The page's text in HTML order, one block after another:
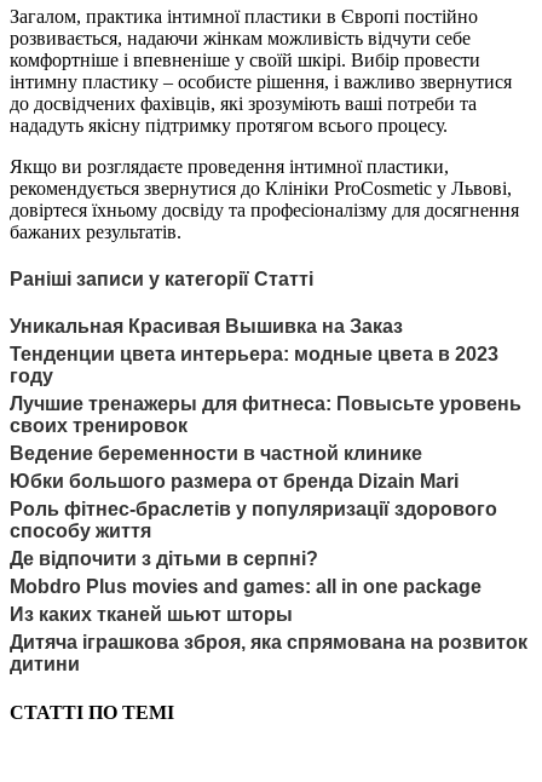
Загалом, практика інтимної пластики в Європі постійно
розвивається, надаючи жінкам можливість відчути себе
комфортніше і впевненіше у своїй шкірі. Вибір провести
інтимну пластику – особисте рішення, і важливо звернутися
до досвідчених фахівців, які зрозуміють ваші потреби та
нададуть якісну підтримку протягом всього процесу.
Якщо ви розглядаєте проведення інтимної пластики,
рекомендується звернутися до Клініки ProCosmetic у Львові,
довіртеся їхньому досвіду та професіоналізму для досягнення
бажаних результатів.
Раніші записи у категорії Статті
Уникальная Красивая Вышивка на Заказ
Тенденции цвета интерьера: модные цвета в 2023
году
Лучшие тренажеры для фитнеса: Повысьте уровень
своих тренировок
Ведение беременности в частной клинике
Юбки большого размера от бренда Dizain Mari
Роль фітнес-браслетів у популяризації здорового
способу життя
Де відпочити з дітьми в серпні?
Mobdro Plus movies and games: all in one package
Из каких тканей шьют шторы
Дитяча іграшкова зброя, яка спрямована на розвиток
дитини
СТАТТІ ПО ТЕМІ